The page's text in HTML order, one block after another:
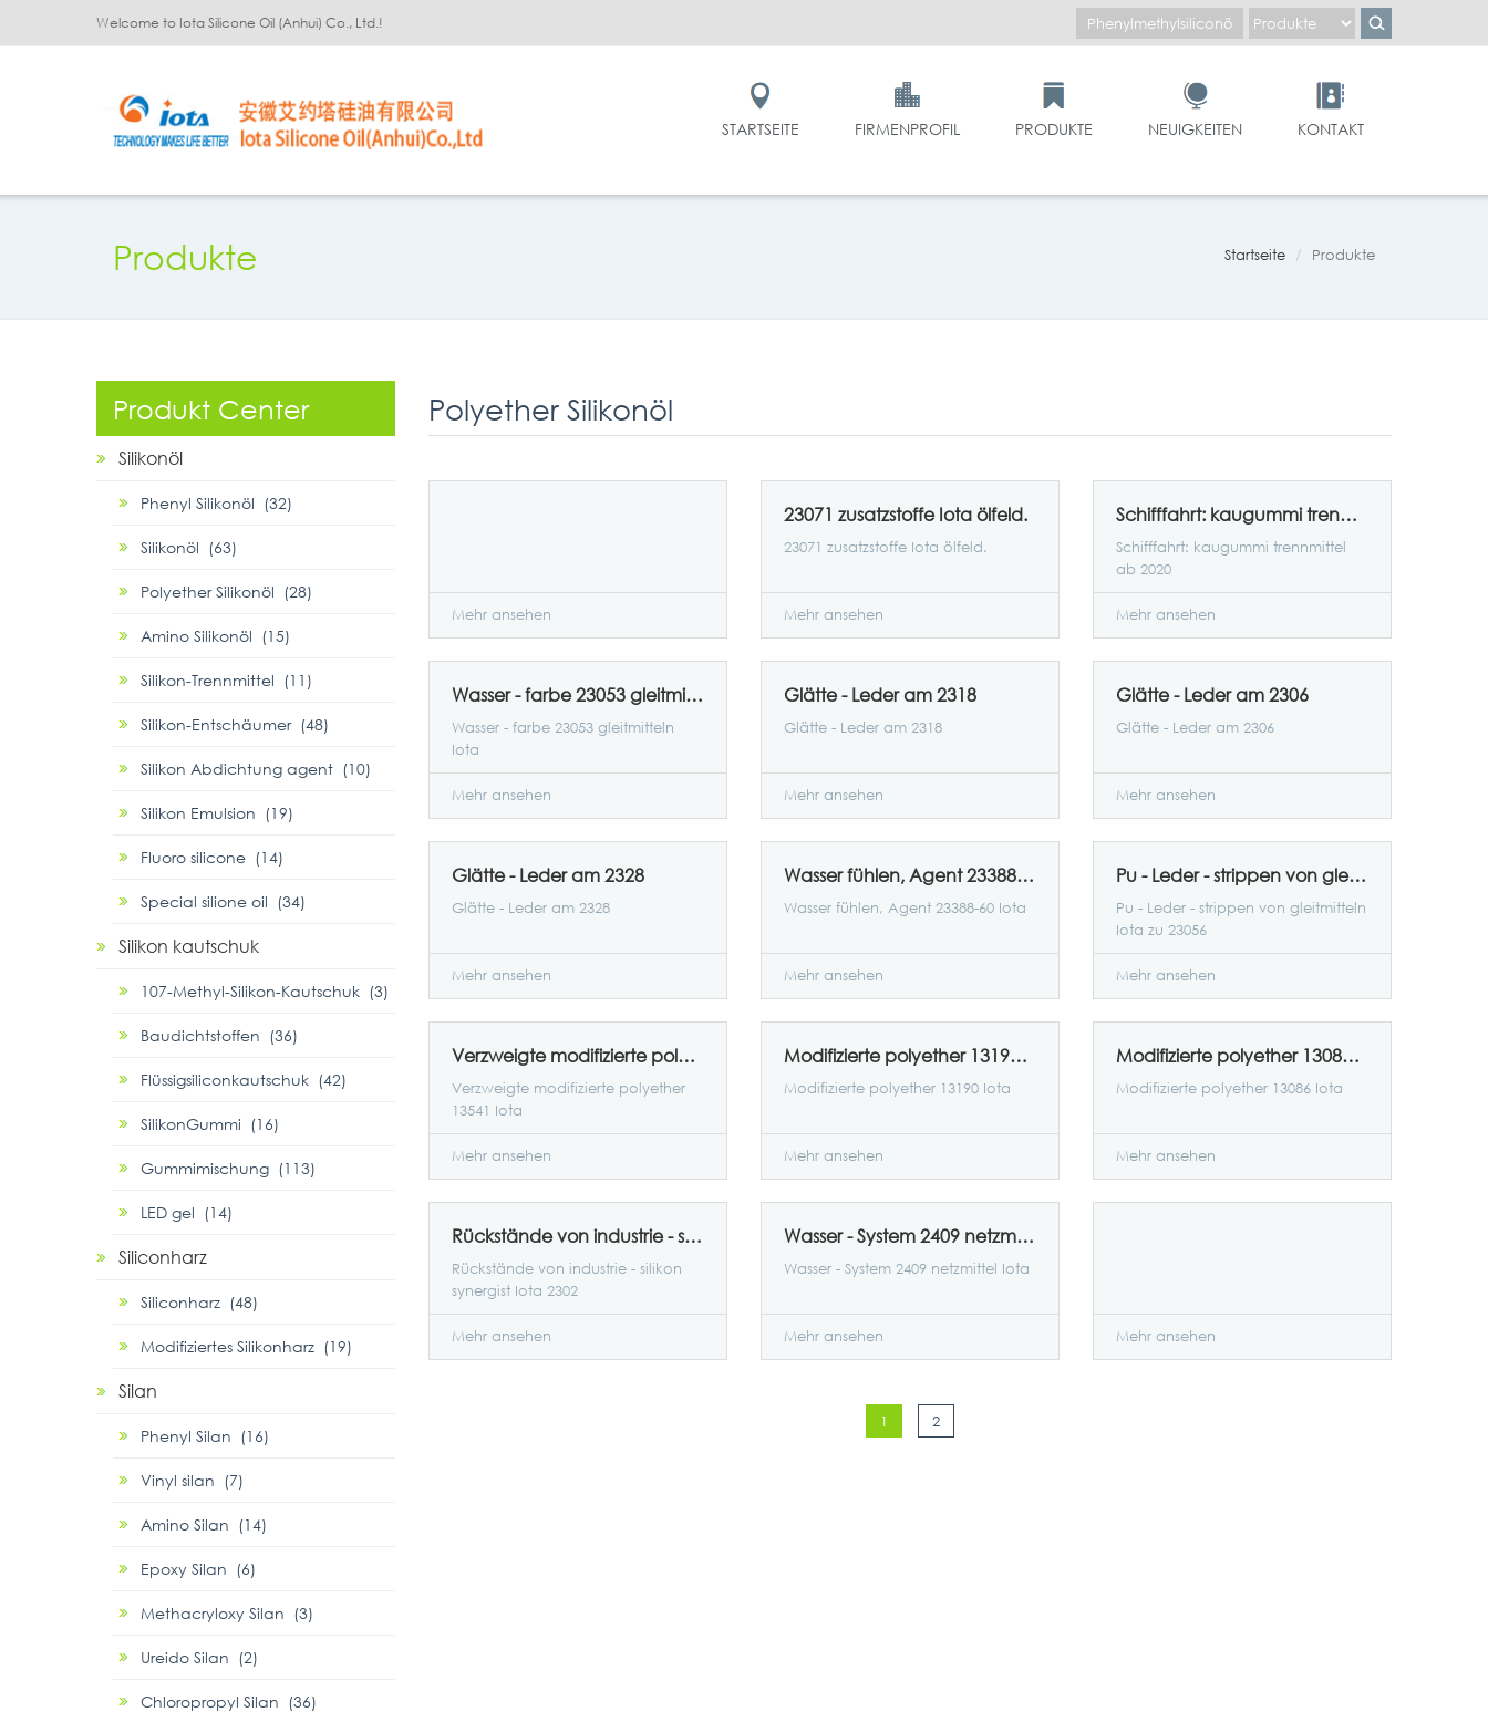
Welcome to Iota Silicone Oil (Anhui) Co., Ltd.!
STARTSEITE FIRMENPROFIL PRODUKTE NEUIGKEITEN KONTAKT
Produkte Startseite Produkte
Polyether Silikonöl
Mehr ansehen
23071 zusatzstoffe Iota ölfeld.
23071 zusatzstoffe Iota ölfeld.
Mehr ansehen
Schifffahrt: kaugummi trennmittel ab 2020
Schifffahrt: kaugummi trennmittel
ab 2020
Mehr ansehen
Wasser - farbe 23053 gleitmitteln Iota
Wasser - farbe 23053 gleitmitteln
Iota
Mehr ansehen
Glätte - Leder am 2318
Glätte - Leder am 2318
Mehr ansehen
Glätte - Leder am 2306
Glätte - Leder am 2306
Mehr ansehen
Glätte - Leder am 2328
Glätte - Leder am 2328
Mehr ansehen
Wasser fühlen, Agent 23388-60 Iota
Wasser fühlen, Agent 23388-60 Iota
Mehr ansehen
Pu - Leder - strippen von gleitmitteln Iota zu 23056
Pu - Leder - strippen von gleitmitteln
Iota zu 23056
Mehr ansehen
Verzweigte modifizierte polyether 13541 Iota
Verzweigte modifizierte polyether
13541 Iota
Mehr ansehen
Modifizierte polyether 13190 Iota
Modifizierte polyether 13190 Iota
Mehr ansehen
Modifizierte polyether 13086 Iota
Modifizierte polyether 13086 Iota
Mehr ansehen
Rückstände von industrie - silikon synergist Iota 2302
Rückstände von industrie - silikon
synergist Iota 2302
Mehr ansehen
Wasser - System 2409 netzmittel Iota
Wasser - System 2409 netzmittel Iota
Mehr ansehen Mehr ansehen
1 2
Produkt Center
Silikonöl
Phenyl Silikonöl (32)
Silikonöl (63)
Polyether Silikonöl (28)
Amino Silikonöl (15)
Silikon-Trennmittel (11)
Silikon-Entschäumer (48)
Silikon Abdichtung agent (10)
Silikon Emulsion (19)
Fluoro silicone (14)
Special silione oil (34)
Silikon kautschuk
107-Methyl-Silikon-Kautschuk (3)
Baudichtstoffen (36)
Flüssigsiliconkautschuk (42)
SilikonGummi (16)
Gummimischung (113)
LED gel (14)
Siliconharz
Siliconharz (48)
Modifiziertes Silikonharz (19)
Silan
Phenyl Silan (16)
Vinyl silan (7)
Amino Silan (14)
Epoxy Silan (6)
Methacryloxy Silan (3)
Ureido Silan (2)
Chloropropyl Silan (36)